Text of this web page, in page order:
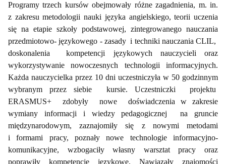
Programy trzech kursów obejmowały różne zagadnienia, m. in.
z zakresu metodologii nauki języka angielskiego, teorii uczenia
się na etapie szkoły podstawowej, zintegrowanego nauczania
doskonalenia  kompetencji językowych nauczycieli oraz
wykorzystywanie nowoczesnych technologii informacyjnych.
Każda nauczycielka przez 10 dni uczestniczyła w 50 godzinnym
wybranym przez siebie  kursie. Uczestniczki  projektu
ERASMUS+  zdobyły  nowe  doświadczenia w zakresie
wymiany informacji i wiedzy pedagogicznej  na gruncie
międzynarodowym, zaznajomiły się z nowymi metodami
i formami pracy, poznały nowe technologie informacyjno-
komunikacyjne, wzbogaciły własny warsztat pracy oraz
poprawiły kompetencje językowe. Nawiązały znajomości